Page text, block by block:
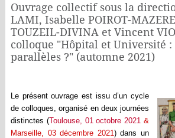
Ouvrage collectif sous la
LAMI, Isabelle POIROT-
TOUZEIL-DIVINA et Vincent
colloque "Hôpital et Université
parallèles ?" (automne 2021)
Le présent ouvrage est issu d’un cycle
de colloques, organisé en deux journées
distinctes (Toulouse, 01 octobre 2021 &
Marseille, 03 décembre 2021) dans un